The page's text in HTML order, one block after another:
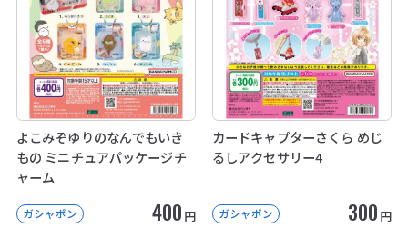
よこみぞゆりのなんでもいき
もの ミニチュアパッケージチ
ャーム
ガシャポン 400 円
カードキャプターさくら めじ
るしアクセサリー4
ガシャポン 300 円